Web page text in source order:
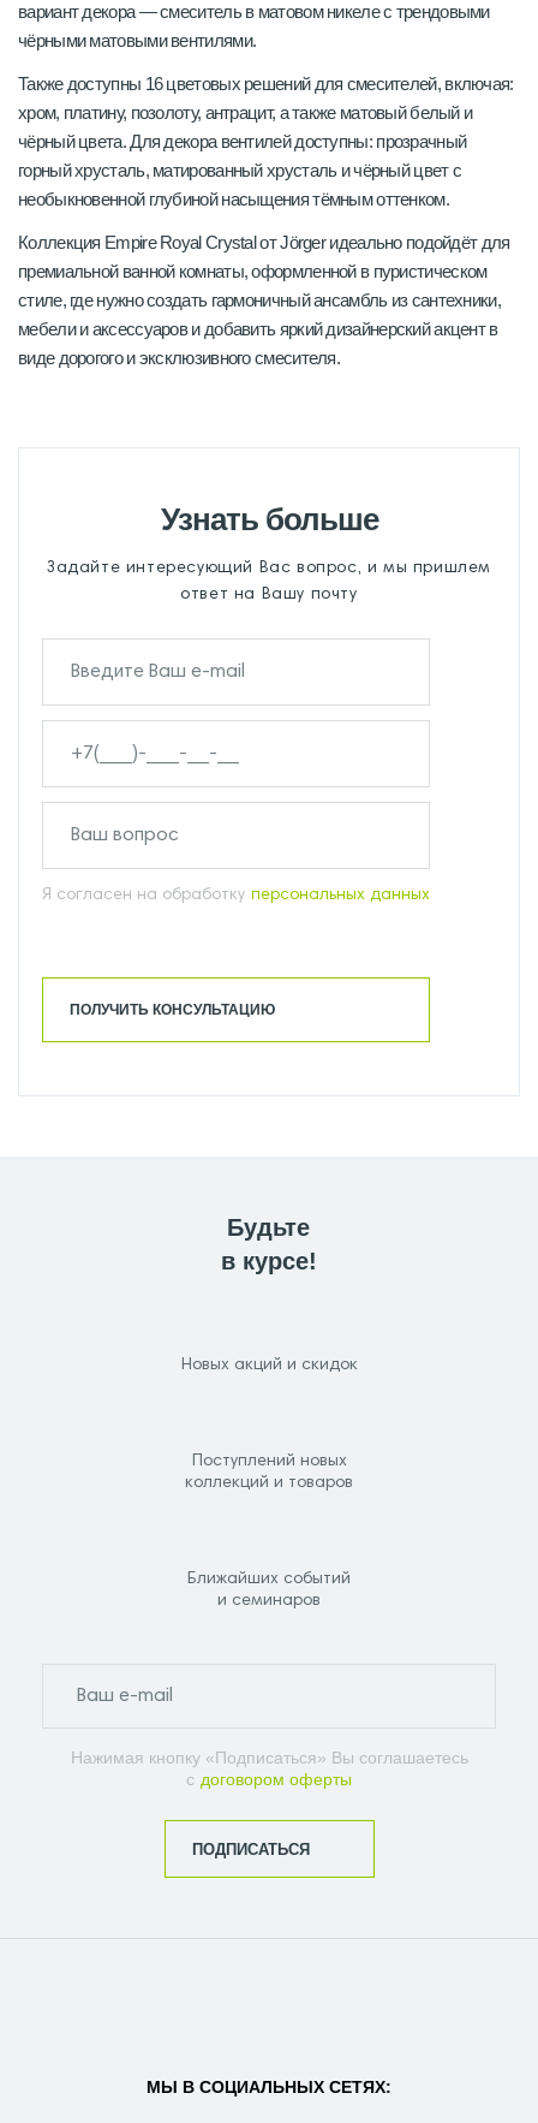
вариант декора — смеситель в матовом никеле с трендовыми
чёрными матовыми вентилями.
Также доступны 16 цветовых решений для смесителей, включая:
хром, платину, позолоту, антрацит, а также матовый белый и
чёрный цвета. Для декора вентилей доступны: прозрачный
горный хрусталь, матированный хрусталь и чёрный цвет с
необыкновенной глубиной насыщения тёмным оттенком.
Коллекция Empire Royal Crystal от Jörger идеально подойдёт для
премиальной ванной комнаты, оформленной в пуристическом
стиле, где нужно создать гармоничный ансамбль из сантехники,
мебели и аксессуаров и добавить яркий дизайнерский акцент в
виде дорогого и эксклюзивного смесителя.
Узнать больше
Задайте интересующий Вас вопрос, и мы пришлем
ответ на Вашу почту
Я согласен на обработку персональных данных
ПОЛУЧИТЬ КОНСУЛЬТАЦИЮ
Будьте
в курсе!
Новых акций и скидок
Поступлений новых
коллекций и товаров
Ближайших событий
и семинаров
Нажимая кнопку «Подписаться» Вы соглашаетесь
с договором оферты
ПОДПИСАТЬСЯ
МЫ В СОЦИАЛЬНЫХ СЕТЯХ: